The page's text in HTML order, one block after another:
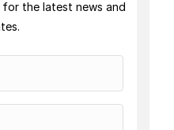
the latest news and